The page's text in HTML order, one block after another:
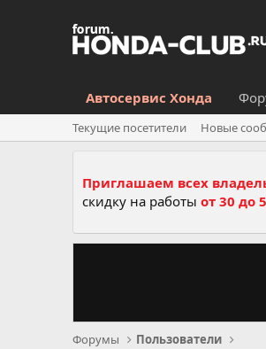
Автосервис Хонда
Текущие посетители Новые
Приглашаем всех
скидку на работы от 30 до
Форумы Пользователи